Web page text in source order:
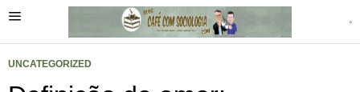
UNCATEGORIZED